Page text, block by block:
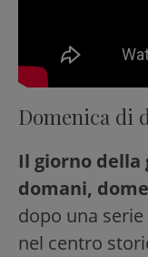
Domenica di
Il giorno della
domani,
dopo una
nel centro